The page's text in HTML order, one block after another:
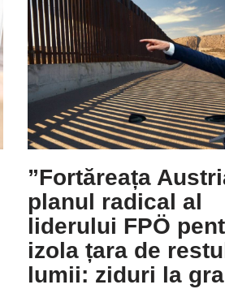
”Fortăreața
planul radical al
liderului FPÖ
izola țara de
lumii: ziduri la